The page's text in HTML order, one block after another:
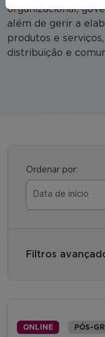
organizacional,
além de gerir a
produtos e
distribuição e
Ordenar por:
Filtros
ONLINE PÓS-